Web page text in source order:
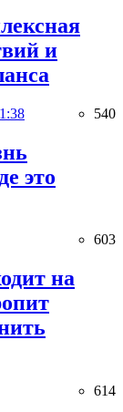
и
540
это
603
на
614